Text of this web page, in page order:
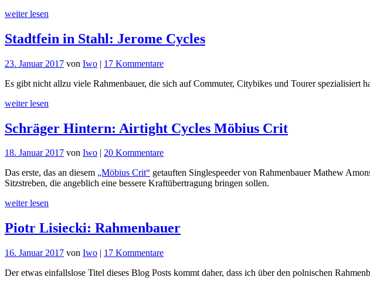
Birthday
Christian
weiter lesen
Stadtfein in Stahl: Jerome Cycles
23. Januar 2017 von Iwo | 17 Kommentarezu
in
Es gibt nicht allzu viele Rahmenbauer, die sich auf Commuter, Citybikes und Tourer spezialisiert
weiter lesen
Schräger Hintern: Airtight Cycles Möbius Crit
18. Januar 2017 von Iwo | 20 Kommentarezu
Hintern:
Airtight
Das erste, das an diesem „Möbius Crit“ getauften Singlespeeder von Rahmenbauer Mathew
Sitzstreben, die angeblich eine bessere Kraftübertragung bringen sollen.
weiter lesen
Piotr Lisiecki: Rahmenbauer
16. Januar 2017 von Iwo | 17 Kommentarezu
Lisiecki:
Der etwas einfallslose Titel dieses Blog Posts kommt daher, dass ich über den polnischen